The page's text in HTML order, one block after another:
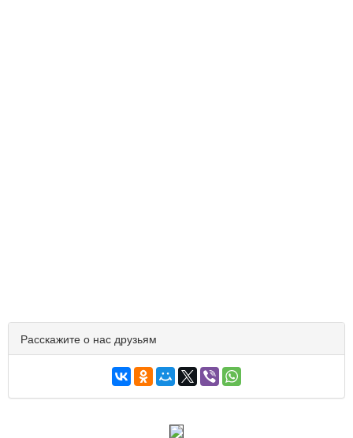
Расскажите о нас друзьям